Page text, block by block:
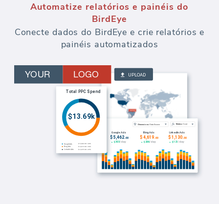
Automatize relatórios e painéis do
BirdEye
Conecte dados do BirdEye e crie relatórios e
painéis automatizados